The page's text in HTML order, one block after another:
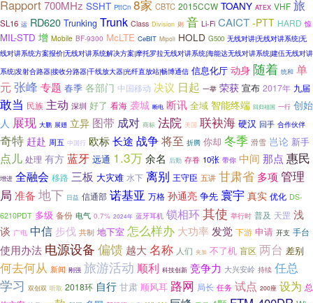
Rapport700MHz SSHT PttCn 8家 CBTC 2015CCW TOANY ATEX VHF 旅
SL16 运 RD620 Trunking Trunk Class Division 则 音 Li-Fi CAICT -PTT HARD 惊
MIL-STD 增 Mobile BF-9300 McLTE CeBIT Mipoli HOLD G500 无线对讲|无线对讲系统|无
线对讲系统方案报价|无线对讲系统解决方案|摩托罗拉无线对讲系统|海能达无线对讲系统|建伍无线对讲
系统|发射合路器|接收分路器|干线放大器|光纤直放站|畅博通信 信息化厅 动身 随着 统和 单
元 张峰 专题 春季 各部门 中国移动 决议 日起 一举 荣获 宣布 2017年 九届
敢当 民族 主动 深圳 好了 看海 袭城 断电 断讯 全域 智能终端 回归祖国 一行 创始
人 展现 大鹏 展翅 立异 图带 成对 商标 法院 美国 联袂海 硬汉 回手 合作伙伴
奇特 赶赴 周五 中国行 欧标长途 战争将至 折腾 你却 冬季 滑雪 岂论 新手
点儿 处理 有方 蓝牙 远通 1.3万余名 后勤 存眷 10张 带你 中间 那点 惠民
增进 全融会 移路 三板 大灾难 水下 离别 王守臣 五讲 甘肃省 多项 管理
局 准备 地下 日益 信通部 诺基亚 万格 孙通亮 争先 寰宇 真实 优化 DS-
6210PDT 多级 备份 电气 0.7% 2024年 蓝牙耳机 锁相环其使 举行时 普及 天罡 浅
谈 广电 中信 步伐 共制 地下室 怎么样办 大功率 发觉 下游 申请 开支 手台
使用办法 电源设备 偏馈 越大 名称 人们 夹加 不了机 盲区 两台 差别
何去何从 新闻 刚强 旅游活动 顺利 科技创新 竞争力 大兴安岭 持续 任总
学习 双创双 听取 2018环 自行 甘肃 顺风耳 路网 局长 任务 试点 200座 设为 总